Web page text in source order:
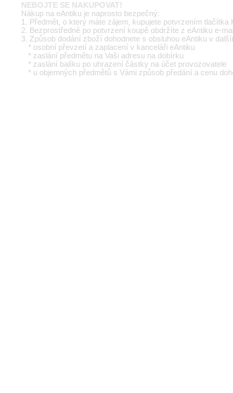
NEBOJTE SE NAKUPOVAT!
Nákup na eAntiku je naprosto bezpečný:
1. Předmět, o který máte zájem, kupujete potvrzením tlačítka
2. Bezprostředně po potvrzení koupě obdržíte z eAntiku e-
3. Způsob dodání zboží dohodnete s obsluhou eAntiku v
* osobní převzetí a zaplacení v kanceláři eAntiku
* zaslání předmětu na Vaši adresu na dobírku
* zaslání balíku po uhrazení částky na účet provozovatele
* u objemných předmětů s Vámi způsob předání a cenu